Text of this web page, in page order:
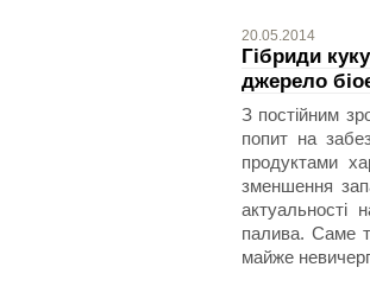
20.05.2014
Гібриди
джерело
З постійним
попит на
продуктами
зменшення
актуальності
палива. Саме
майже